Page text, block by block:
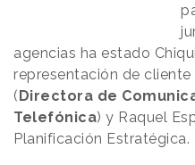
agencias ha estado
representación de cliente
( Directora de
Telefónica) y Raquel
Planificación Estratégica.